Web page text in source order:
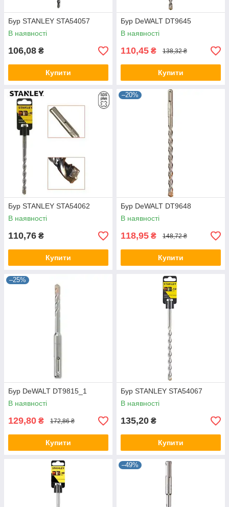
Бур STANLEY STA54057
В наявності
106,08 ₴
Купити
Бур DeWALT DT9645
В наявності
110,45 ₴ 138,32 ₴
Купити
Бур STANLEY STA54062
В наявності
110,76 ₴
Купити
–20%
Бур DeWALT DT9648
В наявності
118,95 ₴ 148,72 ₴
Купити
–25%
Бур DeWALT DT9815_1
В наявності
129,80 ₴ 172,86 ₴
Купити
Бур STANLEY STA54067
В наявності
135,20 ₴
Купити
–49%